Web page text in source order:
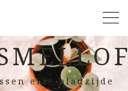
elke bladzijde